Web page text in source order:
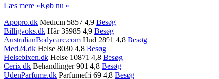
Læs mere »Køb nu »
Apopro.dk Medicin 5857 4,9 Besøg
Billigvoks.dk Hår 35985 4,9 Besøg
AustralianBodycare.com Hud 2891 4,8 Besøg
Med24.dk Helse 8030 4,8 Besøg
Helsebixen.dk Helse 10871 4,8 Besøg
Cerix.dk Behandlinger 901 4,8 Besøg
UdenParfume.dk Parfumefri 69 4,8 Besøg